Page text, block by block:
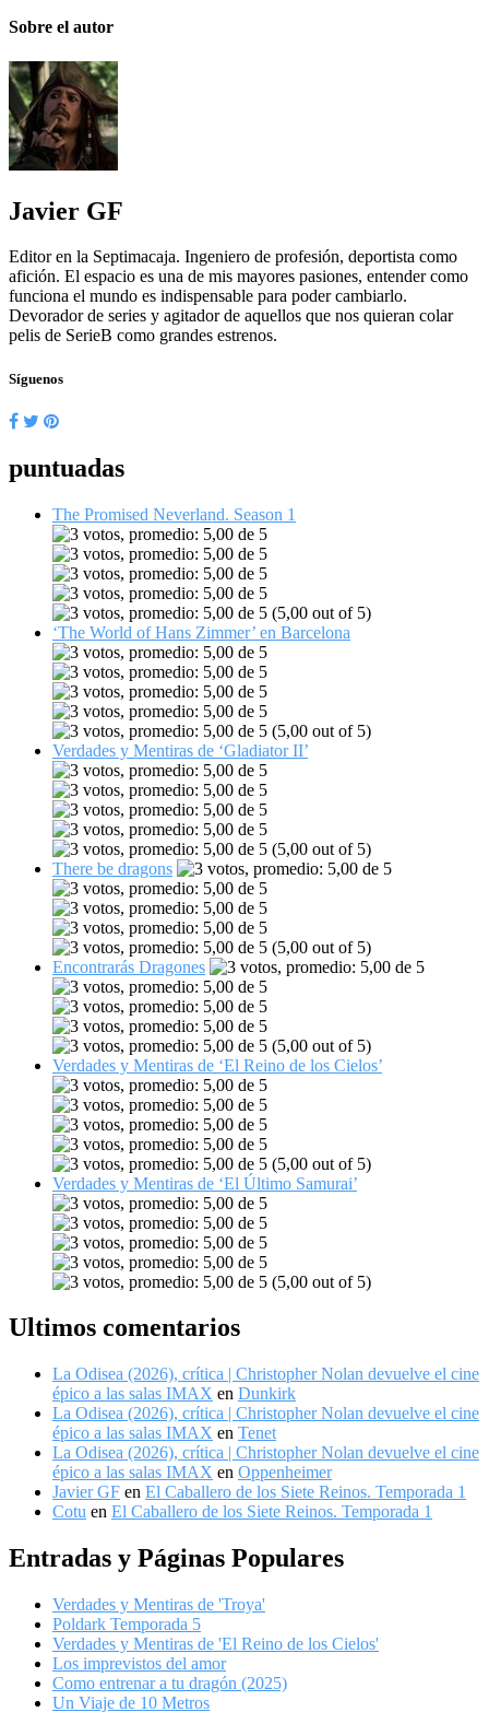
Sobre el autor
Javier GF
Editor en la Septimacaja. Ingeniero de profesión, deportista como
afición. El espacio es una de mis mayores pasiones, entender como
funciona el mundo es indispensable para poder cambiarlo.
Devorador de series y agitador de aquellos que nos quieran colar
pelis de SerieB como grandes estrenos.
Síguenos
puntuadas
The Promised Neverland. Season 1
(5,00 out of 5)
‘The World of Hans Zimmer’ en Barcelona
(5,00 out of 5)
Verdades y Mentiras de ‘Gladiator II’
(5,00 out of 5)
There be dragons
(5,00 out of 5)
Encontrarás Dragones
(5,00 out of 5)
Verdades y Mentiras de ‘El Reino de los Cielos’
(5,00 out of 5)
Verdades y Mentiras de ‘El Último Samurai’
(5,00 out of 5)
Ultimos comentarios
La Odisea (2026), crítica | Christopher Nolan devuelve el cine
épico a las salas IMAX en Dunkirk
La Odisea (2026), crítica | Christopher Nolan devuelve el cine
épico a las salas IMAX en Tenet
La Odisea (2026), crítica | Christopher Nolan devuelve el cine
épico a las salas IMAX en Oppenheimer
Javier GF en El Caballero de los Siete Reinos. Temporada 1
Cotu en El Caballero de los Siete Reinos. Temporada 1
Entradas y Páginas Populares
Verdades y Mentiras de 'Troya'
Poldark Temporada 5
Verdades y Mentiras de 'El Reino de los Cielos'
Los imprevistos del amor
Como entrenar a tu dragón (2025)
Un Viaje de 10 Metros